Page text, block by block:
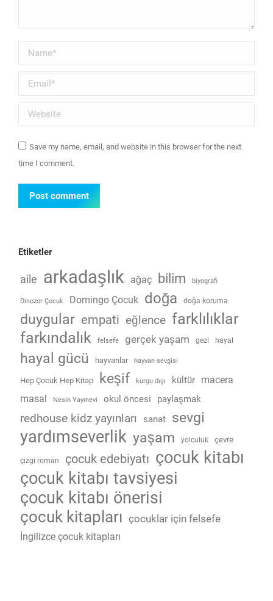
Name *
Email *
Website
Save my name, email, and website in this browser for the next
time I comment.
Post comment
Etiketler
aile arkadaşlık ağaç bilim biyografi
Dinozor Çocuk Domingo Çocuk doğa doğa koruma
duygular empati eğlence farklılıklar
farkındalık
felsefe gerçek yaşam gezi hayal
hayal gücü hayvanlar hayvan sevgisi
Hep Çocuk Hep Kitap keşif kurgu dışı kültür
macera
masal
Nesin Yayınevi okul öncesi paylaşmak
redhouse kidz yayınları sanat sevgi
yardımseverlik yaşam yolculuk çevre
çizgi roman çocuk edebiyatı çocuk kitabı
çocuk kitabı tavsiyesi
çocuk kitabı önerisi
çocuk kitapları çocuklar için felsefe
İngilizce çocuk kitapları